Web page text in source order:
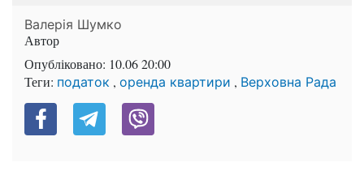
Валерія Шумко
Автор
Опубліковано: 10.06 20:00
Теги: податок , оренда квартири , Верховна Рада